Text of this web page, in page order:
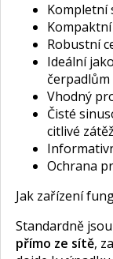
Kompletní
Robustní
Ideální
Vhodný
Čisté
citlivé
Ochrana
Jak zařízení
Standardně
přímo ze sítě,